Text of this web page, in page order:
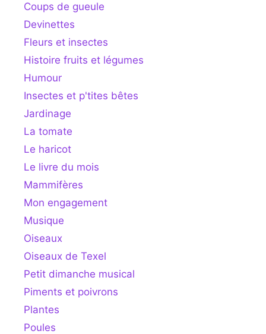
Coups de gueule
Devinettes
Fleurs et insectes
Histoire fruits et légumes
Humour
Insectes et p'tites bêtes
Jardinage
La tomate
Le haricot
Le livre du mois
Mammifères
Mon engagement
Musique
Oiseaux
Oiseaux de Texel
Petit dimanche musical
Piments et poivrons
Plantes
Poules